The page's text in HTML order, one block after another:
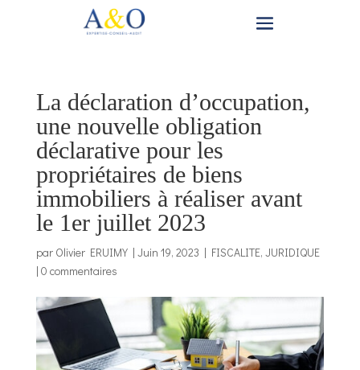
La déclaration d’occupation,
une nouvelle obligation
déclarative pour les
propriétaires de biens
immobiliers à réaliser avant
le 1er juillet 2023
par Olivier ERUIMY| Juin 19, 2023 | FISCALITE, JURIDIQUE
| 0 commentaires